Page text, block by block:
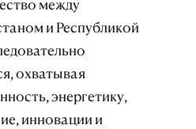
между
и Республикой
охватывая
энергетику,
инновации и